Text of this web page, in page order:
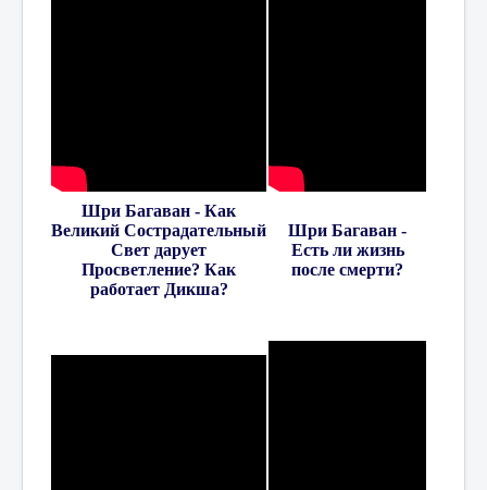
Шри Багаван - Как
Великий Сострадательный
Свет дарует
Просветление? Как
работает Дикша?
Шри Багаван -
Есть ли жизнь
после смерти?